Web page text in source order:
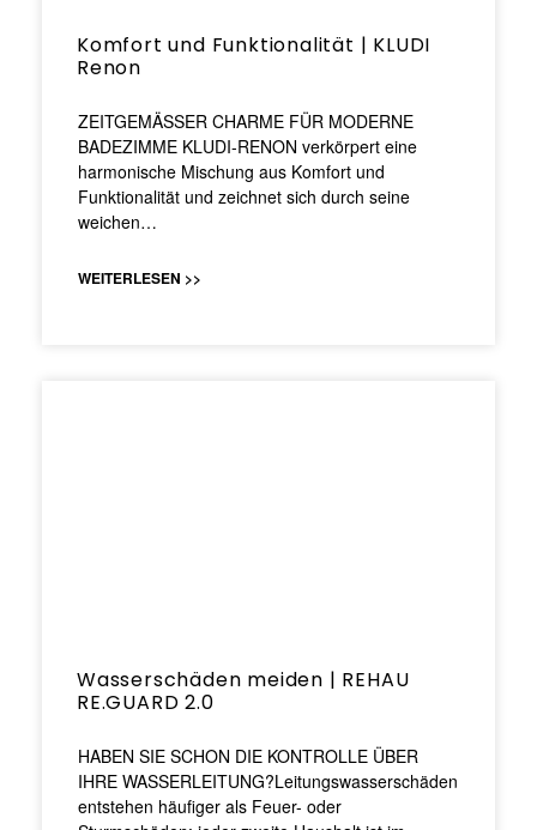
Komfort und Funktionalität | KLUDI
Renon
ZEITGEMÄSSER CHARME FÜR MODERNE
BADEZIMME KLUDI-RENON verkörpert eine
harmonische Mischung aus Komfort und
Funktionalität und zeichnet sich durch seine
weichen…
WEITERLESEN >>
Wasserschäden meiden | REHAU
RE.GUARD 2.0
HABEN SIE SCHON DIE KONTROLLE ÜBER
IHRE WASSERLEITUNG?Leitungswasserschäden
entstehen häufiger als Feuer- oder